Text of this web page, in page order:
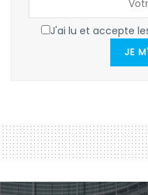
J'ai lu et accepte
JE